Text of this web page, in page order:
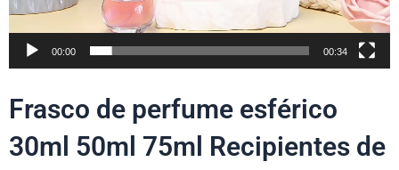
00:00 00:34
Frasco de perfume esférico
30ml 50ml 75ml Recipientes de